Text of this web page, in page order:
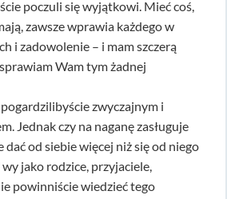
poczuli się wyjątkowi. Mieć coś,
zawsze wprawia każdego w
i zadowolenie – i mam szczerą
Wam tym żadnej
pogardzilibyście zwyczajnym i
Jednak czy na naganę zasługuje
dać od siebie więcej niż się od niego
wy jako rodzice, przyjaciele,
powinniście wiedzieć tego